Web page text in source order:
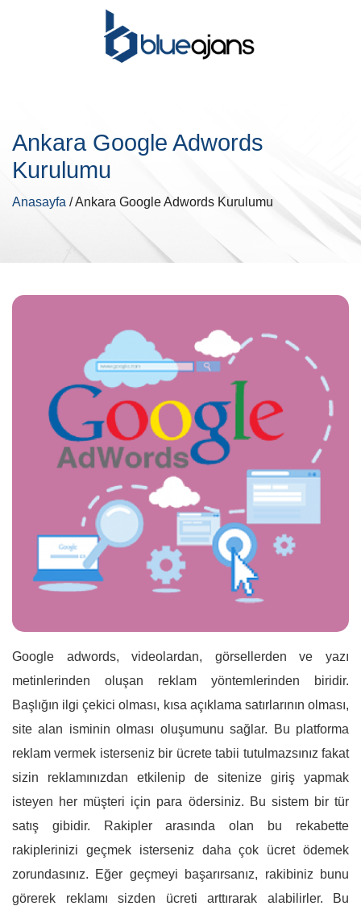
Ankara Google Adwords
Kurulumu
Anasayfa / Ankara Google Adwords Kurulumu
Google adwords, videolardan, görsellerden ve yazı
metinlerinden oluşan reklam yöntemlerinden biridir.
Başlığın ilgi çekici olması, kısa açıklama satırlarının olması,
site alan isminin olması oluşumunu sağlar. Bu platforma
reklam vermek isterseniz bir ücrete tabii tutulmazsınız fakat
sizin reklamınızdan etkilenip de sitenize giriş yapmak
isteyen her müşteri için para ödersiniz. Bu sistem bir tür
satış gibidir. Rakipler arasında olan bu rekabette
rakiplerinizi geçmek isterseniz daha çok ücret ödemek
zorundasınız. Eğer geçmeyi başarırsanız, rakibiniz bunu
görerek reklamı sizden ücreti arttırarak alabilirler. Bu